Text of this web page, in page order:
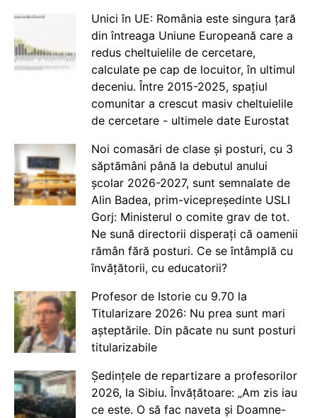
Unici în UE: România este singura țară
din întreaga Uniune Europeană care a
redus cheltuielile de cercetare,
calculate pe cap de locuitor, în ultimul
deceniu. Între 2015-2025, spațiul
comunitar a crescut masiv cheltuielile
de cercetare - ultimele date Eurostat
Noi comasări de clase și posturi, cu 3
săptămâni până la debutul anului
școlar 2026-2027, sunt semnalate de
Alin Badea, prim-vicepreședinte USLI
Gorj: Ministerul o comite grav de tot.
Ne sună directorii disperați că oamenii
rămân fără posturi. Ce se întâmplă cu
învățătorii, cu educatorii?
Profesor de Istorie cu 9.70 la
Titularizare 2026: Nu prea sunt mari
așteptările. Din păcate nu sunt posturi
titularizabile
Ședințele de repartizare a profesorilor
2026, la Sibiu. Învățătoare: „Am zis iau
ce este. O să fac naveta și Doamne-